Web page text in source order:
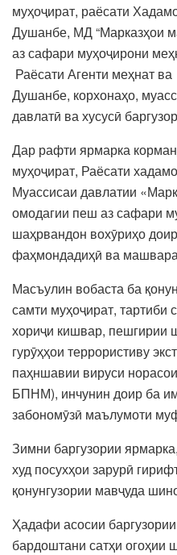
муҳоҷират, раёсати
Душанбе, МД “Марказҳои
аз сафари муҳоҷирони
Раёсати Агенти меҳнат
Душанбе, корхонаҳо,
давлатӣ ва хусусӣ
Дар рафти ярмарка
муҳоҷират, Раёсати
Муассисаи давлатии
омодагии пеш аз сафари
шаҳрвандон вохӯриҳо
фаҳмондадиҳӣ ва
Масъулин вобаста ба
самти муҳоҷират,
хориҷи кишвар,
гурӯҳҳои террористиву
паҳншавии вируси
БПНМ), инчунин доир ба
забономӯзӣ маълумоти
Зимни баргузории
худ посухҳои зарурӣ
қонунгузории мавҷуда
Ҳадафи асосии
бардоштани сатҳи огоҳии